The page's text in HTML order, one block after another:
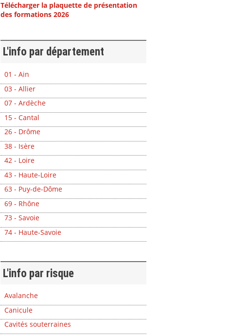
Télécharger la plaquette de présentation
des formations 2026
L'info par département
01 - Ain
03 - Allier
07 - Ardèche
15 - Cantal
26 - Drôme
38 - Isère
42 - Loire
43 - Haute-Loire
63 - Puy-de-Dôme
69 - Rhône
73 - Savoie
74 - Haute-Savoie
L'info par risque
Avalanche
Canicule
Cavités souterraines